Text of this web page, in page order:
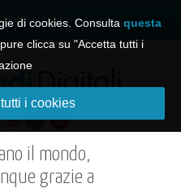
il sito
il mondo,
grazie a
di cookies. Consulta questa
clicca su "Accetta tutti i
i cookies